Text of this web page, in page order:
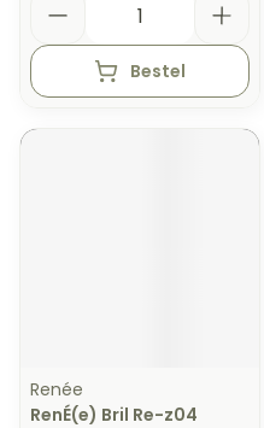
Bestel
Renée
RenÉ(e) Bril Re-z04